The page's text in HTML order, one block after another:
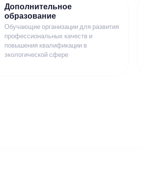
Дополнительное
образование
Обучающие организации для развития
профессиональных качеств и
повышения квалификации в
экологической сфере